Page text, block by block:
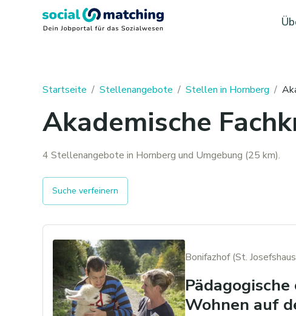
Startseite / Stellenangebote / Stellen in Hornberg /
Akademische
4 Stellenangebote in Hornberg und Umgebung (25 km).
Suche verfeinern
Bonifazhof (St.
Wohnen auf